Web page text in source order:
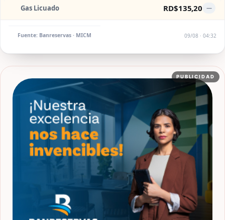
Gas Licuado RD$135,20 —
Fuente: Banreservas · MICM 09/08 · 04:32
PUBLICIDAD